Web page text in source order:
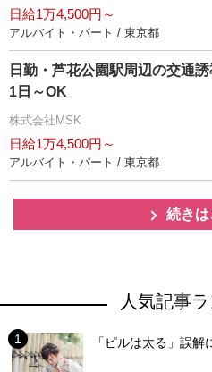
日給1万4,500円～
アルバイト・パート / 東京都
日勤・芦花公園駅周辺の交通
1日～OK
株式会社MSK
日給1万4,500円～
アルバイト・パート / 東京都
続きは
人気記事
「ピルは太る」誤解